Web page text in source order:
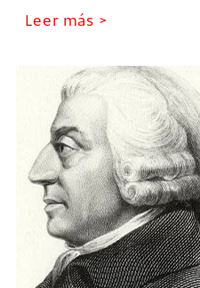
Leer más >